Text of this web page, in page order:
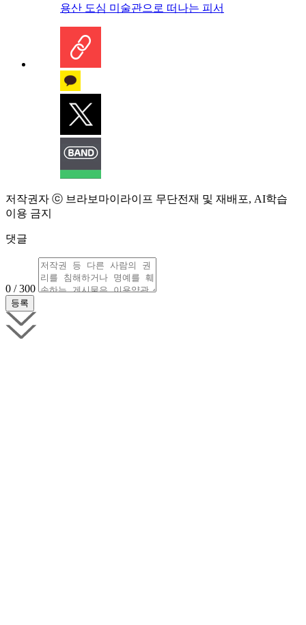
용산 도심 미술관으로 떠나는 피서
저작권자 ⓒ 브라보마이라이프 무단전재 및 재배포, AI학습
이용 금지
댓글
0 / 300